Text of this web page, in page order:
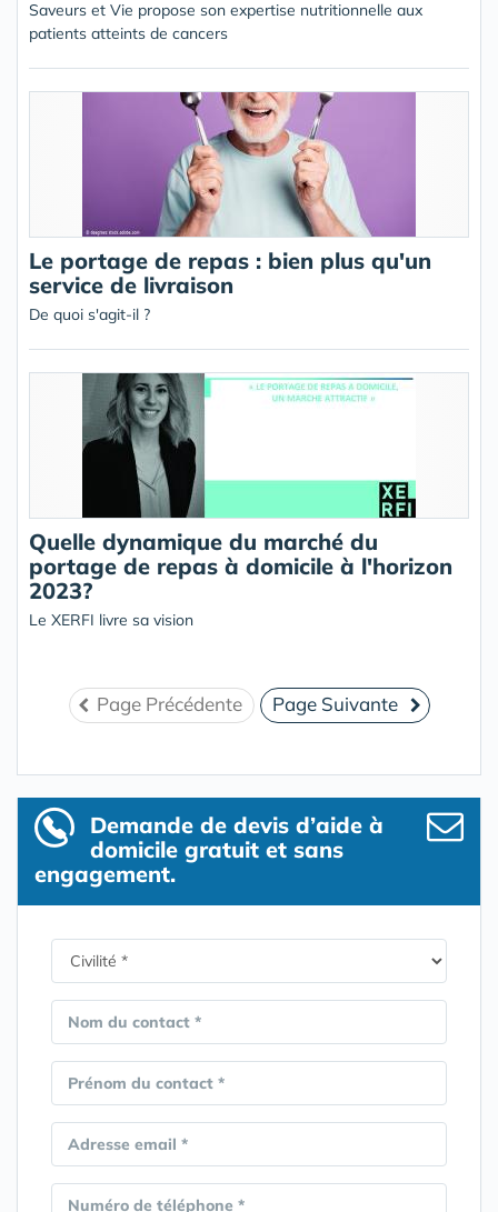
Saveurs et Vie propose son expertise nutritionnelle aux
patients atteints de cancers
Le portage de repas : bien plus qu'un
service de livraison
De quoi s'agit-il ?
Quelle dynamique du marché du
portage de repas à domicile à l'horizon
2023?
Le XERFI livre sa vision
Page Précédente Page Suivante
Demande de devis d’aide à
domicile gratuit et sans
engagement.
Nom du contact *
Prénom du contact *
Adresse email *
Numéro de téléphone *